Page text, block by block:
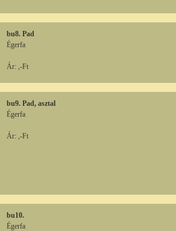
bu8. Pad
Égerfa
Ár: ,-Ft
bu9. Pad, asztal
Égerfa
Ár: ,-Ft
bu10.
Égerfa